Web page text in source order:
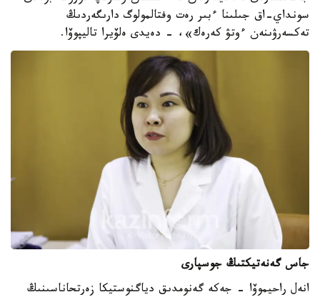
سونداي-اق جىلىنا ءبىر رەت وفتالمولوگ دارىگەردىڭ
تەكسەرۋىنەن ءوتۋ كەرەك»، - دەيدى ەلۆيرا تاليپوۆا.
جاس گەنەتيكتىڭ جوسپارى
انەل راحيموۆا - جەكە گەنومدىق دياگنوستيكا زەرتحاناسىنىڭ